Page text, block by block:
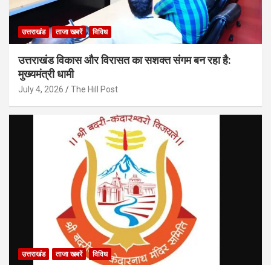
उत्तराखंड ताजा खबरें विविध
उत्तराखंड विकास और विरासत का सशक्त संगम बन रहा है:
मुख्यमंत्री धामी
July 4, 2026 The Hill Post
उत्तराखंड ताजा खबरें विविध